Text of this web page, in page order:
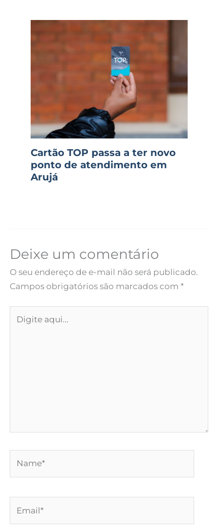
Cartão TOP passa a ter novo
ponto de atendimento em
Arujá
Deixe um comentário
O seu endereço de e-mail não será publicado.
Campos obrigatórios são marcados com *
aqui...